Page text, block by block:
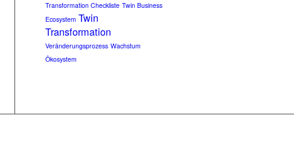
Transformation Checkliste Twin Business
Ecosystem Twin
Transformation
Veränderungsprozess Wachstum
Ökosystem